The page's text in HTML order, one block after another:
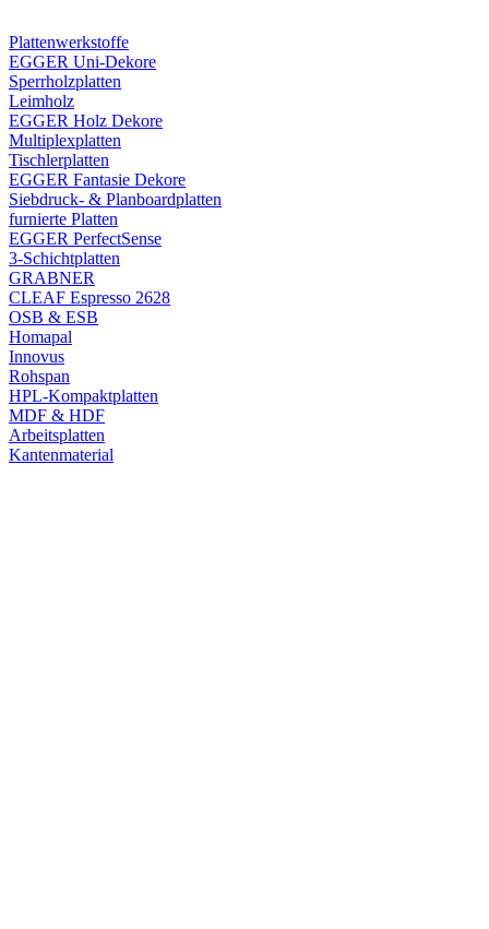
Plattenwerkstoffe
EGGER Uni-Dekore
Sperrholzplatten
Leimholz
EGGER Holz Dekore
Multiplexplatten
Tischlerplatten
EGGER Fantasie Dekore
Siebdruck- & Planboardplatten
furnierte Platten
EGGER PerfectSense
3-Schichtplatten
GRABNER
CLEAF Espresso 2628
OSB & ESB
Homapal
Innovus
Rohspan
HPL-Kompaktplatten
MDF & HDF
Arbeitsplatten
Kantenmaterial